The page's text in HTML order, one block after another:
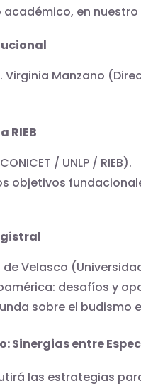
en
Virginia Manzano
RIEB
/ UNLP / RIEB).
objetivos
de Velasco
desafíos y
sobre el
Sinergias entre
las estrategias